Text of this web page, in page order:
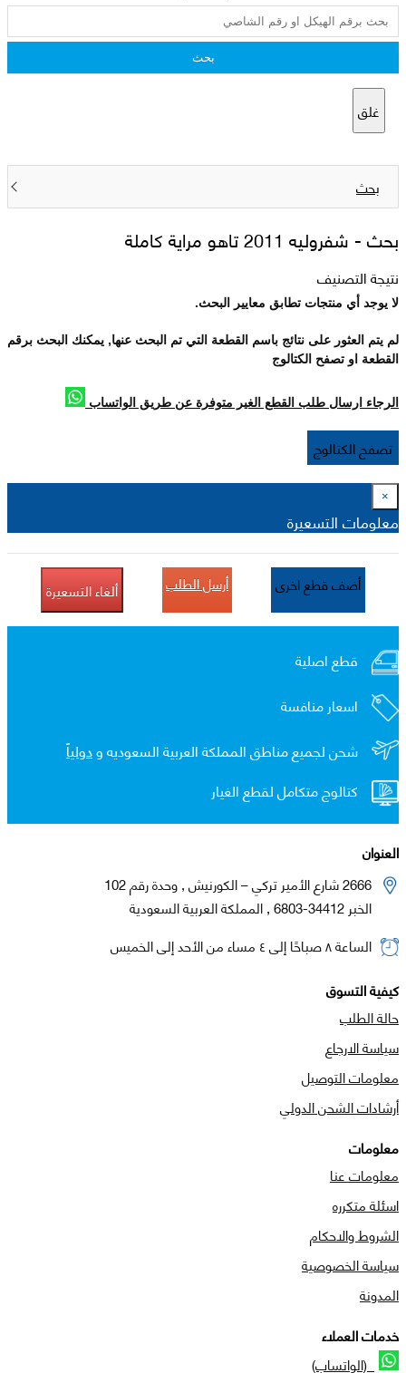
بحث
غلق
بحث
بحث - شفروليه 2011 تاهو مراية كاملة
نتيجة التصنيف
لا يوجد أي منتجات تطابق معايير البحث.
لم يتم العثور على نتائج باسم القطعة التي تم البحث عنها, يمكنك البحث برقم
القطعة او تصفح الكتالوج
الرجاء ارسال طلب القطع الغير متوفرة عن طريق الواتساب
تصفح الكتالوج
×
معلومات التسعيرة
أضف قطع اخرى أرسل الطلب ألغاء التسعيرة
قطع اصلية
اسعار منافسة
شحن لجميع مناطق المملكة العربية السعوديه ودولياً
كتالوج متكامل لقطع الغيار
العنوان
2666 شارع الأمير تركي – الكورنيش , وحدة رقم 102
الخبر 34412-6803 , المملكة العربية السعودية
الساعة ٨ صباحًا إلى ٤ مساء من الأحد إلى الخميس
كيفية التسوق
حالة الطلب
سياسة الارجاع
معلومات التوصيل
أرشادات الشحن الدولي
معلومات
معلومات عنا
اسئلة متكرره
الشروط والاحكام
سياسة الخصوصية
المدونة
خدمات العملاء
(الواتساب)